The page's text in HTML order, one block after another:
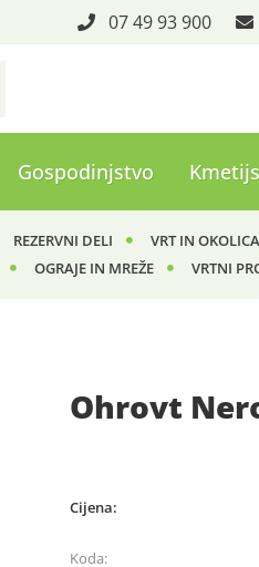
07 49 93 900
Gospodinjstvo
REZERVNI DELI VRT IN OKOLICA
OGRAJE IN MREŽE VRTNI
Ohrovt
Cijena:
Koda: